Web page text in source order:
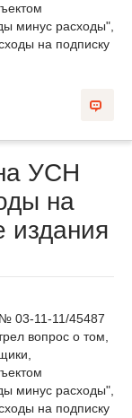
минус расходы",
на подписку
УСН
на
издания
03-11-11/45487
вопрос о том,
минус расходы",
на подписку